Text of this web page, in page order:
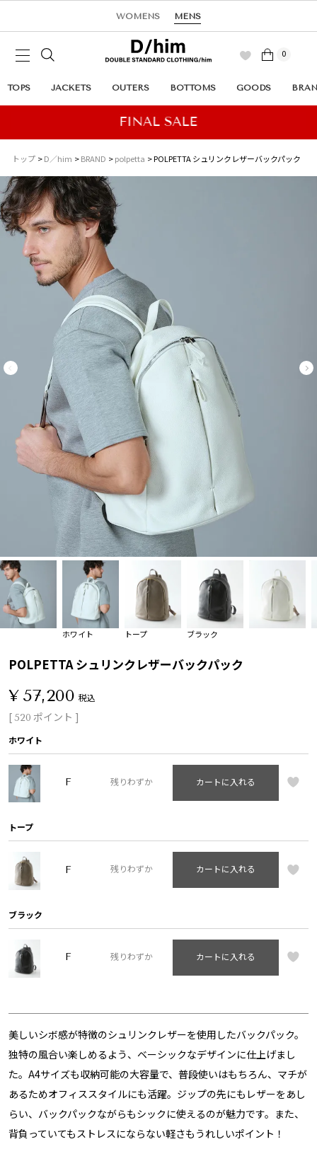
WOMENS MENS
0
TOPS JACKETS OUTERS BOTTOMS GOODS
トップ D／him BRAND polpetta POLPETTA シュリンクレザーバックパック
ホワイト トープ ブラック
POLPETTA シュリンクレザーバックパック
¥ 57,200 税込
[520 ポイント ]
ホワイト
F 残りわずか カートに入れる
トープ
F 残りわずか カートに入れる
ブラック
F 残りわずか カートに入れる
美しいシボ感が特徴のシュリンクレザーを使用したバックパック。
独特の風合い楽しめるよう、ベーシックなデザインに仕上げまし
た。A4サイズも収納可能の大容量で、普段使いはもちろん、マチが
あるためオフィススタイルにも活躍。ジップの先にもレザーをあし
らい、バックパックながらもシックに使えるのが魅力です。また、
背負っていてもストレスにならない軽さもうれしいポイント！